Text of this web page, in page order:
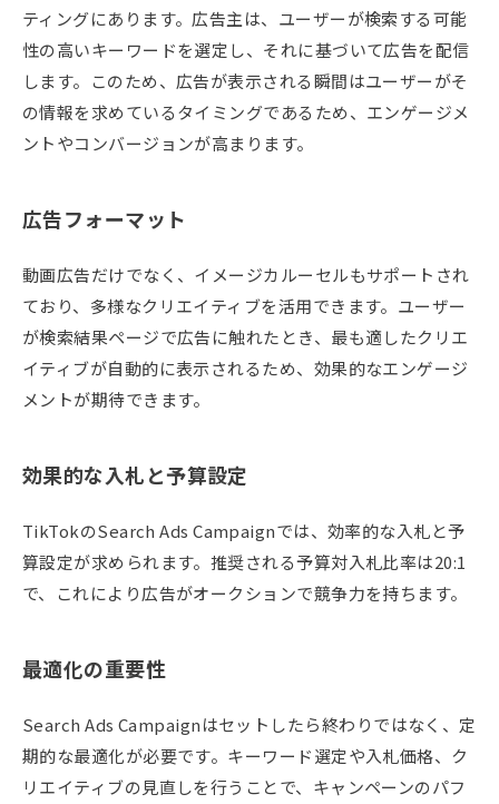
ティングにあります。広告主は、ユーザーが検索する可能
性の高いキーワードを選定し、それに基づいて広告を配信
します。このため、広告が表示される瞬間はユーザーがそ
の情報を求めているタイミングであるため、エンゲージメ
ントやコンバージョンが高まります。
広告フォーマット
動画広告だけでなく、イメージカルーセルもサポートされ
ており、多様なクリエイティブを活用できます。ユーザー
が検索結果ページで広告に触れたとき、最も適したクリエ
イティブが自動的に表示されるため、効果的なエンゲージ
メントが期待できます。
効果的な入札と予算設定
TikTokのSearch Ads Campaignでは、効率的な入札と予
算設定が求められます。推奨される予算対入札比率は20:1
で、これにより広告がオークションで競争力を持ちます。
最適化の重要性
Search Ads Campaignはセットしたら終わりではなく、定
期的な最適化が必要です。キーワード選定や入札価格、ク
リエイティブの見直しを行うことで、キャンペーンのパフ